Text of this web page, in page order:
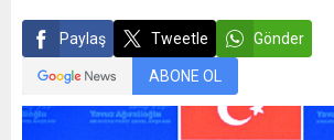
Paylaş Tweetle Gönder
ABONE OL